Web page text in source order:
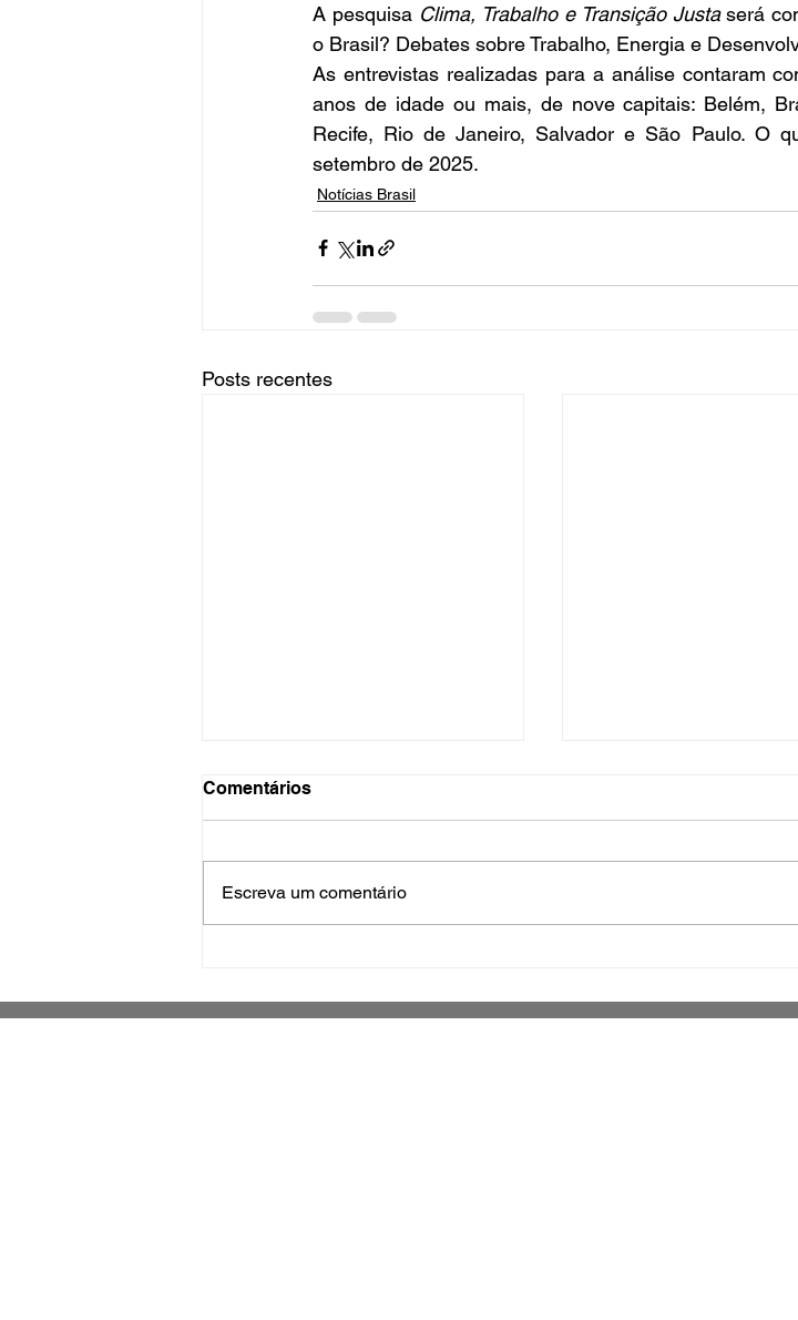
A pesquisa Clima, Trabalho e Transição Justa será
o Brasil? Debates sobre Trabalho, Energia e
As entrevistas realizadas para a análise contaram
anos de idade ou mais, de nove capitais: Belém,
Recife, Rio de Janeiro, Salvador e São Paulo. O
setembro de 2025.
Notícias Brasil
Posts recentes
terminam quinta
para o 2º semestre
Comentários
Escreva um comentário